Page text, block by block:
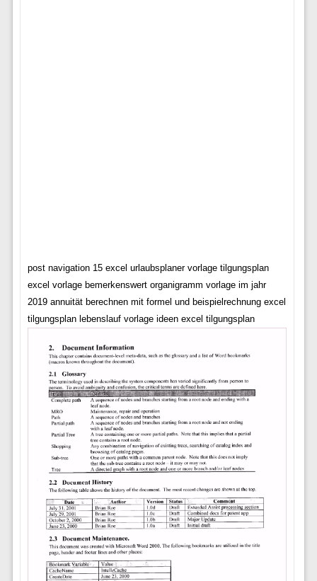
post navigation 15 excel urlaubsplaner vorlage tilgungsplan
excel vorlage bemerkenswert organigramm vorlage im jahr
2019 annuität berechnen mit formel und beispielrechnung excel
tilgungsplan lebenslauf vorlage ideen excel tilgungsplan